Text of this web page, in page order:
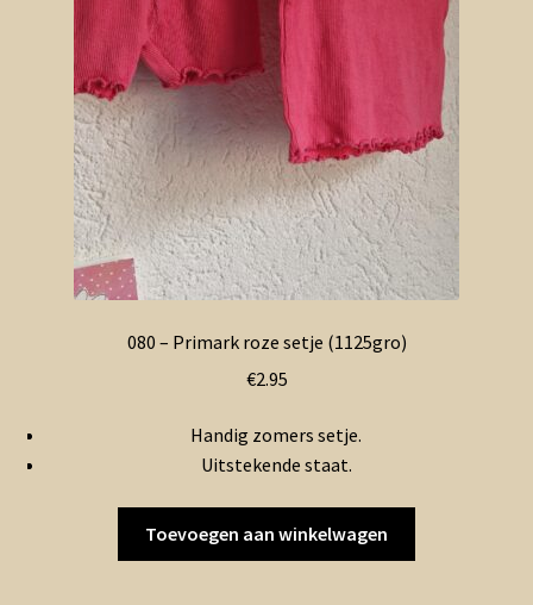
080 – Primark roze setje (1125gro)
€2.95
Handig zomers setje.
Uitstekende staat.
Toevoegen aan winkelwagen